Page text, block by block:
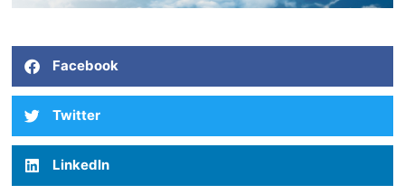
Facebook
Twitter
LinkedIn